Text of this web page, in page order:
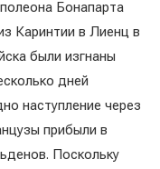
Бонапарта
Каринтии в Лиенц в
были изгнаны
дней
наступление через
прибыли в
Поскольку